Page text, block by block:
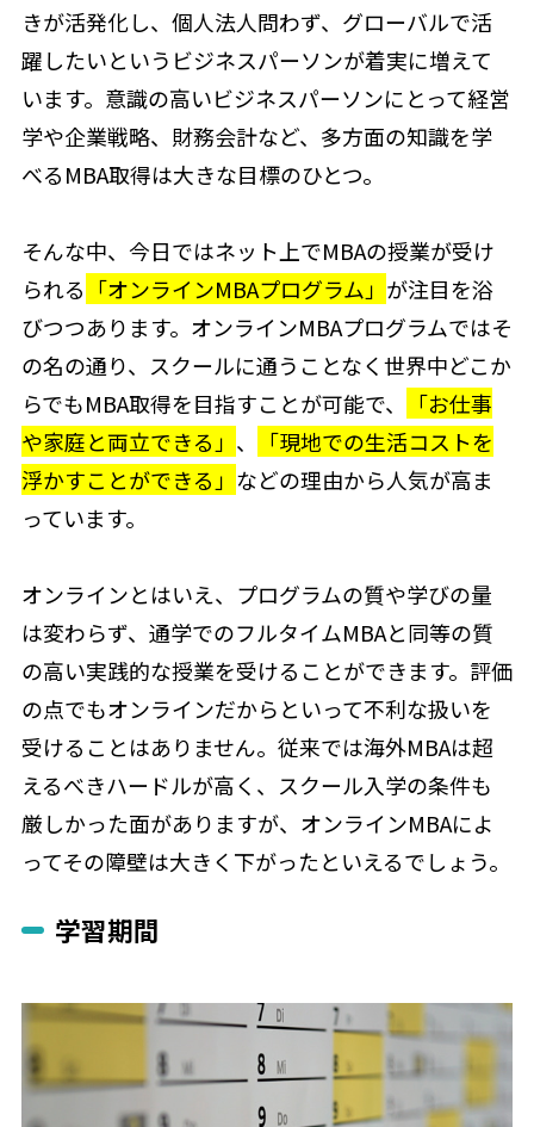
きが活発化し、個人法人問わず、グローバルで活
躍したいというビジネスパーソンが着実に増えて
います。意識の高いビジネスパーソンにとって経営
学や企業戦略、財務会計など、多方面の知識を学
べるMBA取得は大きな目標のひとつ。
そんな中、今日ではネット上でMBAの授業が受け
られる 「オンラインMBAプログラム」 が注目を浴
びつつあります。オンラインMBAプログラムではそ
の名の通り、スクールに通うことなく世界中どこか
らでもMBA取得を目指すことが可能で、
「お仕事
や家庭と両立できる」 、
「現地での生活コストを
浮かすことができる」 などの理由から人気が高ま
っています。
オンラインとはいえ、プログラムの質や学びの量
は変わらず、通学でのフルタイムMBAと同等の質
の高い実践的な授業を受けることができます。評価
の点でもオンラインだからといって不利な扱いを
受けることはありません。従来では海外MBAは超
えるべきハードルが高く、スクール入学の条件も
厳しかった面がありますが、オンラインMBAによ
ってその障壁は大きく下がったといえるでしょう。
学習期間